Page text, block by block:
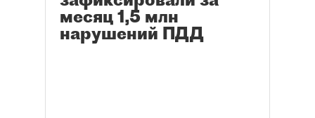
месяц 1,5 млн
нарушений ПДД